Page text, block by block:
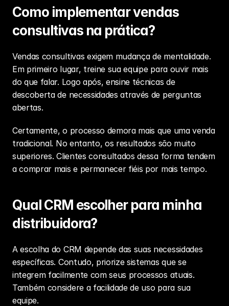
Como implementar vendas
consultivas na prática?
Vendas consultivas exigem mudança de mentalidade.
Em primeiro lugar, treine sua equipe para ouvir mais
do que falar. Logo após, ensine técnicas de
descoberta de necessidades através de perguntas
abertas.
Certamente, o processo demora mais que uma venda
tradicional. No entanto, os resultados são muito
superiores. Clientes consultados dessa forma tendem
a comprar mais e permanecer fiéis por mais tempo.
Qual CRM escolher para minha
distribuidora?
A escolha do CRM depende das suas necessidades
específicas. Contudo, priorize sistemas que se
integrem facilmente com seus processos atuais.
Também considere a facilidade de uso para sua
equipe.